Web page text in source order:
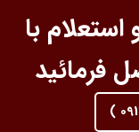
با
فرمائید